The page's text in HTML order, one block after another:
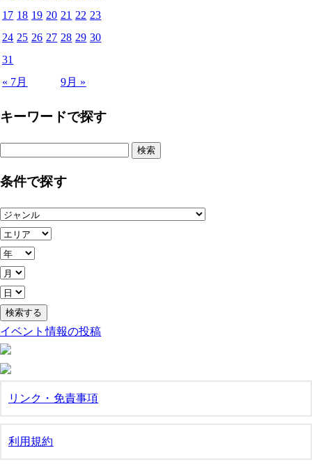
« 7月 9月 »
17 18 19 20 21 22 23
24 25 26 27 28 29 30
31
キーワードで探す
条件で探す
イベント情報の投稿
リンク・免責事項
利用規約